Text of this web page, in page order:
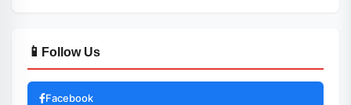
📱 Follow Us
Facebook